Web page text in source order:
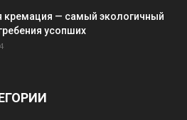
кремация — самый экологичный
усопших